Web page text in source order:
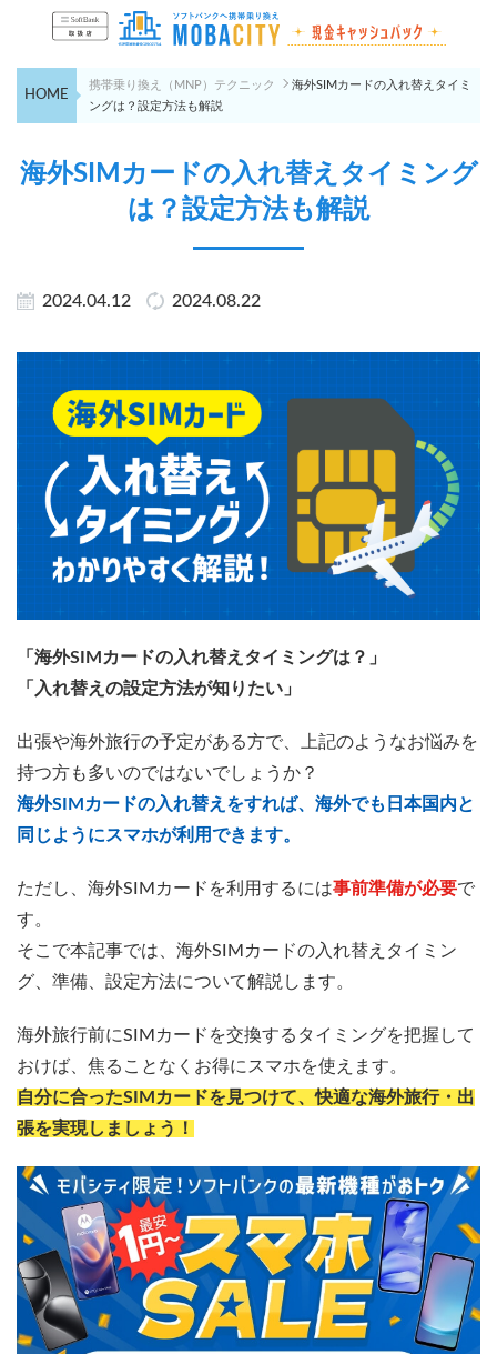
HOME
携帯乗り換え（MNP）テクニック
海外SIMカードの入れ替えタイミ
ングは？設定方法も解説
海外SIMカードの入れ替えタイミング
は？設定方法も解説
2024.04.12 2024.08.22
「海外SIMカードの入れ替えタイミングは？」
「入れ替えの設定方法が知りたい」
出張や海外旅行の予定がある方で、上記のようなお悩みを
持つ方も多いのではないでしょうか？
海外SIMカードの入れ替えをすれば、海外でも日本国内と
同じようにスマホが利用できます。
ただし、海外SIMカードを利用するには事前準備が必要で
す。
そこで本記事では、海外SIMカードの入れ替えタイミン
グ、準備、設定方法について解説します。
海外旅行前にSIMカードを交換するタイミングを把握して
おけば、焦ることなくお得にスマホを使えます。
自分に合ったSIMカードを見つけて、快適な海外旅行・出
張を実現しましょう！